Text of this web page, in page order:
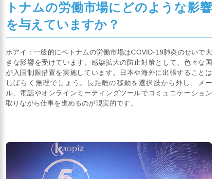
トナムの労働市場にどのような影響
を与えていますか？
ホアイ：一般的にベトナムの労働市場はCOVID-19肺炎のせいで大
きな影響を受けています。感染拡大の防止対策として、色々な国
が入国制限措置を実施しています。日本や海外に出張することは
しばらく無理でしょう。長距離の移動を選択肢から外し、メー
ル、電話やオンラインミーティングツールでコミュニケーション
取りながら仕事を進めるのが現実的です。